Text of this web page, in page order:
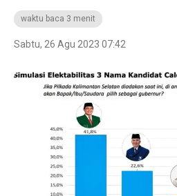
waktu baca 3 menit
Sabtu, 26 Agu 2023 07:42